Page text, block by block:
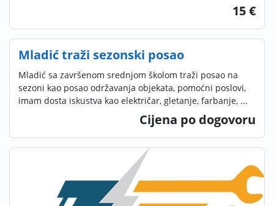
15 €
Mladić traži sezonski posao
Mladić sa završenom srednjom školom traži posao na
sezoni kao posao održavanja objekata, pomoćni poslovi,
imam dosta iskustva kao električar, gletanje, farbanje, ...
Cijena po dogovoru